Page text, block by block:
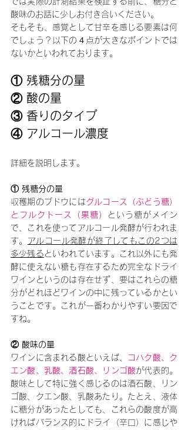
酸味のお話に少しお付き合いください。
そもそも、感覚として甘辛を感じる要素は何
でしょう？以下の４点が大きなポイントでは
ないかといわれております。
① 残糖分の量
② 酸の量
③ 香りのタイプ
④ アルコール濃度
詳細を説明します。
① 残糖分の量
収穫期のブドウにはグルコース（ぶどう糖）
とフルクトース（果糖）
という糖がメイン
で、これを使ってアルコール発酵が行われま
す。 アルコール発酵が終了してもこの2つは
多少残る といわれています。これ以外にも発
酵に使えない糖も存在するため完全なドライ
ワインというのは存在せず、要はこれらの糖
分がどれほどワインの中に残っているかとい
うことです。これが一番わかりやすい要因で
すね。
② 酸味の量
ワインに含まれる酸といえば、
コハク酸、ク
エン酸、乳酸、酒石酸、リンゴ酸が代表的。
酸味として特に強く感じるのは酒石酸、リン
ゴ酸、クエン酸、乳酸あたり。たとえ、液体
に糖分があったとしても、これらの酸度が高
ければバランス的にドライ（辛口）に感じや